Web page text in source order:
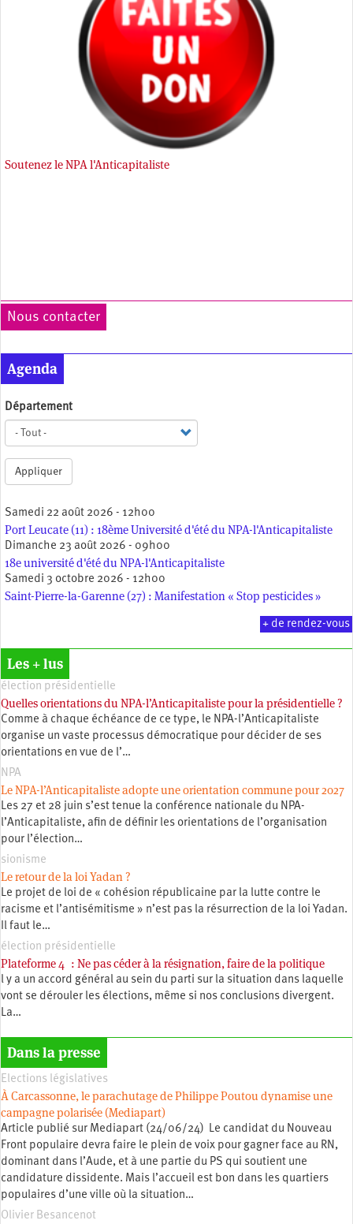
Soutenez le NPA l'Anticapitaliste
Nous contacter
Agenda
Département
Appliquer
Samedi 22 août 2026 - 12h00
Port Leucate (11) : 18ème Université d'été du NPA-l'Anticapitaliste
Dimanche 23 août 2026 - 09h00
18e université d'été du NPA-l'Anticapitaliste
Samedi 3 octobre 2026 - 12h00
Saint-Pierre-la-Garenne (27) : Manifestation « Stop pesticides »
+ de rendez-vous
Les + lus
élection présidentielle
Quelles orientations du NPA-l’Anticapitaliste pour la présidentielle ?
Comme à chaque échéance de ce type, le NPA-l’Anticapitaliste
organise un vaste processus démocratique pour décider de ses
orientations en vue de l’…
NPA
Le NPA-l’Anticapitaliste adopte une orientation commune pour 2027
Les 27 et 28 juin s’est tenue la conférence nationale du NPA-
l’Anticapitaliste, afin de définir les orientations de l’organisation
pour l’élection…
sionisme
Le retour de la loi Yadan ?
Le projet de loi de « cohésion républicaine par la lutte contre le
racisme et l’antisémitisme » n’est pas la résurrection de la loi Yadan.
Il faut le…
élection présidentielle
Plateforme 4 : Ne pas céder à la résignation, faire de la politique
l y a un accord général au sein du parti sur la situation dans laquelle
vont se dérouler les élections, même si nos conclusions divergent.
La…
Dans la presse
Elections législatives
À Carcassonne, le parachutage de Philippe Poutou dynamise une
campagne polarisée (Mediapart)
Article publié sur Mediapart (24/06/24) Le candidat du Nouveau
Front populaire devra faire le plein de voix pour gagner face au RN,
dominant dans l’Aude, et à une partie du PS qui soutient une
candidature dissidente. Mais l’accueil est bon dans les quartiers
populaires d’une ville où la situation…
Olivier Besancenot